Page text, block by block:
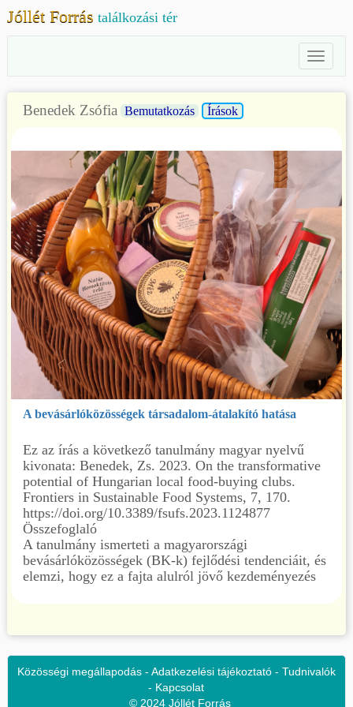
Jóllét Forrás találkozási tér
Toggle
Benedek Zsófia Bemutatkozás Írások
A bevásárlóközösségek társadalom-átalakító hatása
Ez az írás a következő tanulmány magyar nyelvű
kivonata: Benedek, Zs. 2023. On the transformative
potential of Hungarian local food-buying clubs.
Frontiers in Sustainable Food Systems, 7, 170.
https://doi.org/10.3389/fsufs.2023.1124877
Összefoglaló
A tanulmány ismerteti a magyarországi
bevásárlóközösségek (BK-k) fejlődési tendenciáit, és
elemzi, hogy ez a fajta alulról jövő kezdeményezés
fogyasztókkal. A tanulmány kitér arra is, hogy a
magyarországi megvalósítás miben különbözik a
szakirodalomban leírt más kezdeményezésektől. Az
Közösségi megállapodás- Adatkezelési tájékoztató- Tudnivalók
- Kapcsolat
© 2024 Jóllét Forrás